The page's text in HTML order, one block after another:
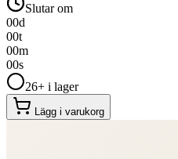
Slutar om
00d
00t
00m
00s
26+ i lager
Lägg i varukorg